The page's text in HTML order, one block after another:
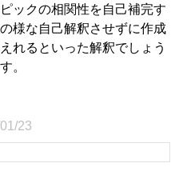
ックの相関性を自己補完す
様な自己解釈させずに作成
れるといった解釈でしょう
。
23